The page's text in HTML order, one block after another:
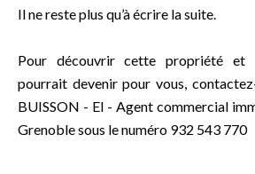
Il ne reste plus qu’à écrire la suite.
Pour découvrir cette propriété et
pourrait devenir pour vous,
BUISSON - EI - Agent commercial
Grenoble sous le numéro 932 543 770